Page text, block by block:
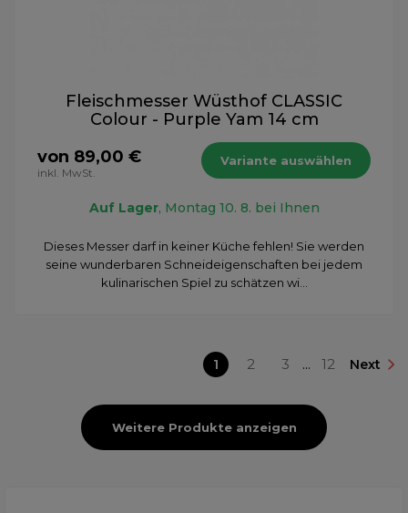
Fleischmesser Wüsthof CLASSIC
Colour - Purple Yam 14 cm
von 89,00 €
inkl. MwSt.
Variante auswählen
Auf Lager, Montag 10. 8. bei Ihnen
Dieses Messer darf in keiner Küche fehlen! Sie werden
seine wunderbaren Schneideigenschaften bei jedem
kulinarischen Spiel zu schätzen wi...
1 2 3 ... 12 Next
Weitere Produkte anzeigen